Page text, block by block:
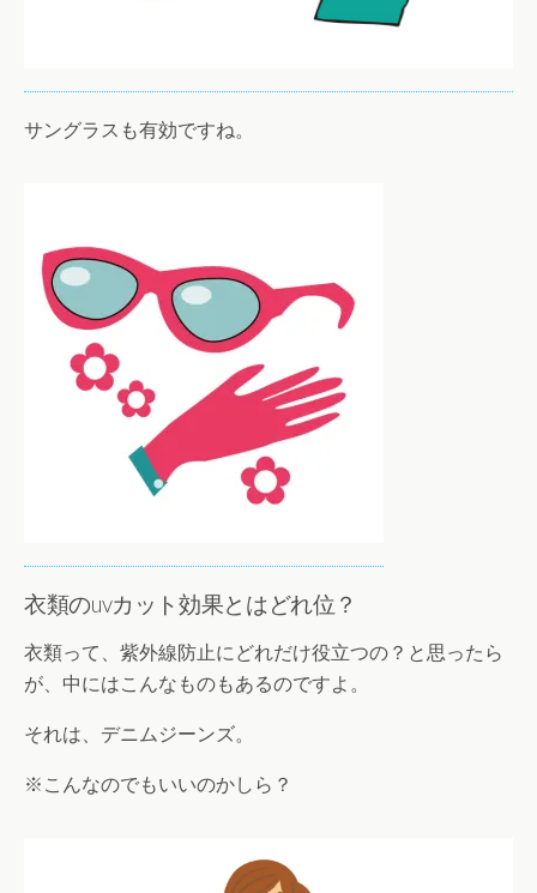
サングラスも有効ですね。
衣類のuvカット効果とはどれ位？
衣類って、紫外線防止にどれだけ役立つの？と思ったら
が、中にはこんなものもあるのですよ。
それは、デニムジーンズ。
※こんなのでもいいのかしら？